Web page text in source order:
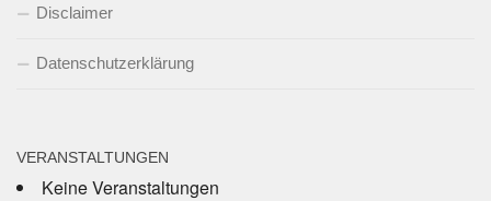
Disclaimer
Datenschutzerklärung
VERANSTALTUNGEN
Keine Veranstaltungen